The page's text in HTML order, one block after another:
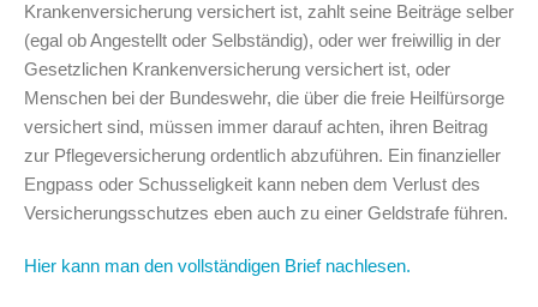
Krankenversicherung versichert ist, zahlt seine Beiträge selber
(egal ob Angestellt oder Selbständig), oder wer freiwillig in der
Gesetzlichen Krankenversicherung versichert ist, oder
Menschen bei der Bundeswehr, die über die freie Heilfürsorge
versichert sind, müssen immer darauf achten, ihren Beitrag
zur Pflegeversicherung ordentlich abzuführen. Ein finanzieller
Engpass oder Schusseligkeit kann neben dem Verlust des
Versicherungsschutzes eben auch zu einer Geldstrafe führen.
Hier kann man den vollständigen Brief nachlesen.